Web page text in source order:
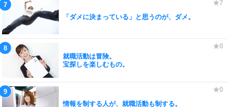
「ダメに決まっている」と思うのが、ダメ。
就職活動は冒険。
宝探しを楽しむもの。
情報を制する人が、就職活動も制する。